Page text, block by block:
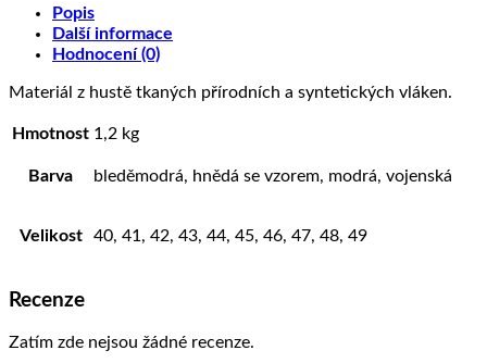
49)
množství
Popis
Další informace
Hodnocení (0)
Materiál z hustě tkaných přírodních a syntetických vláken.
Hmotnost 1,2 kg
Barva bleděmodrá, hnědá se vzorem, modrá, vojenská
Velikost 40, 41, 42, 43, 44, 45, 46, 47, 48, 49
Recenze
Zatím zde nejsou žádné recenze.